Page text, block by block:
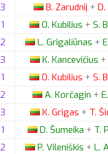
3 B. Zarudnij + D.
1 O. Kubilius + S.
2 L. Grigaliūnas + E.
3 K. Kancevičius +
1 O. Kubilius + S.
2 A. Korčagin + E.
3 K. Grigas + T.
1 D. Šumeika + T.
2 P. Vileniškis + L.